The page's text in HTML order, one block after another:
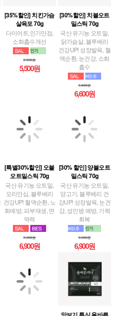
[35%할인] 치킨가슴
살육포 70g
다이어트,인기만점,
소화흡수개선
8,500원
5,500원
[30%할인] 치블오트
밀스틱 70g
국산 유기농 오트밀,
닭가슴살, 블루베리
건강UP! 성장발육, 혈
액순환, 눈건강, 소화
흡수
9,400원
6,600원
[특별30%할인] 오블
오트밀스틱 70g
국산 유기농 오트밀,
오리안심, 블루베리
건강UP! 혈액순환, 노
화예방, 피부재생, 면
역력
9,900원
6,900원
[30% 할인] 양블오트
밀스틱 70g
국산 유기농 오트밀,
양고기, 블루베리 건
강UP! 성장발육, 눈건
강, 성인병 예방, 기력
회복
9,900원
6,900원